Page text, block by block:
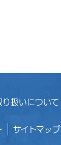
扱いについて
サイトマップ